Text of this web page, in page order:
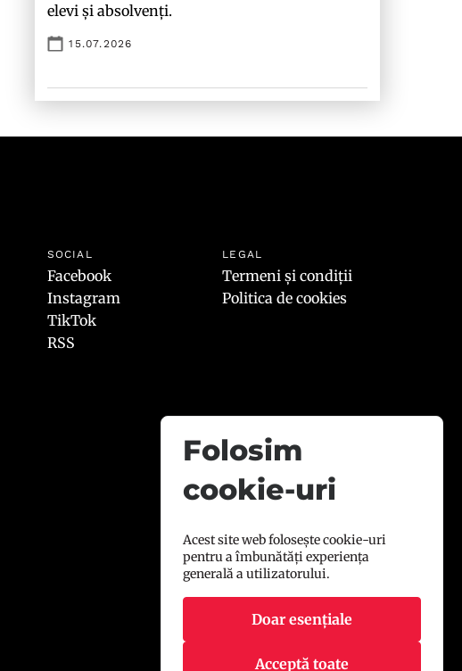
elevi și absolvenți.
15.07.2026
SOCIAL
Facebook
Instagram
TikTok
RSS
LEGAL
Termeni și condiții
Politica de cookies
Folosim
cookie-uri
Acest site web folosește cookie-uri
pentru a îmbunătăți experiența
generală a utilizatorului.
Doar esențiale
Acceptă toate